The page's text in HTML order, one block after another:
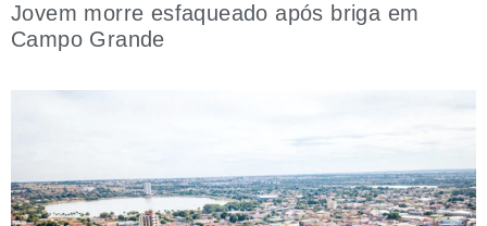
Jovem morre esfaqueado após briga em
Campo Grande